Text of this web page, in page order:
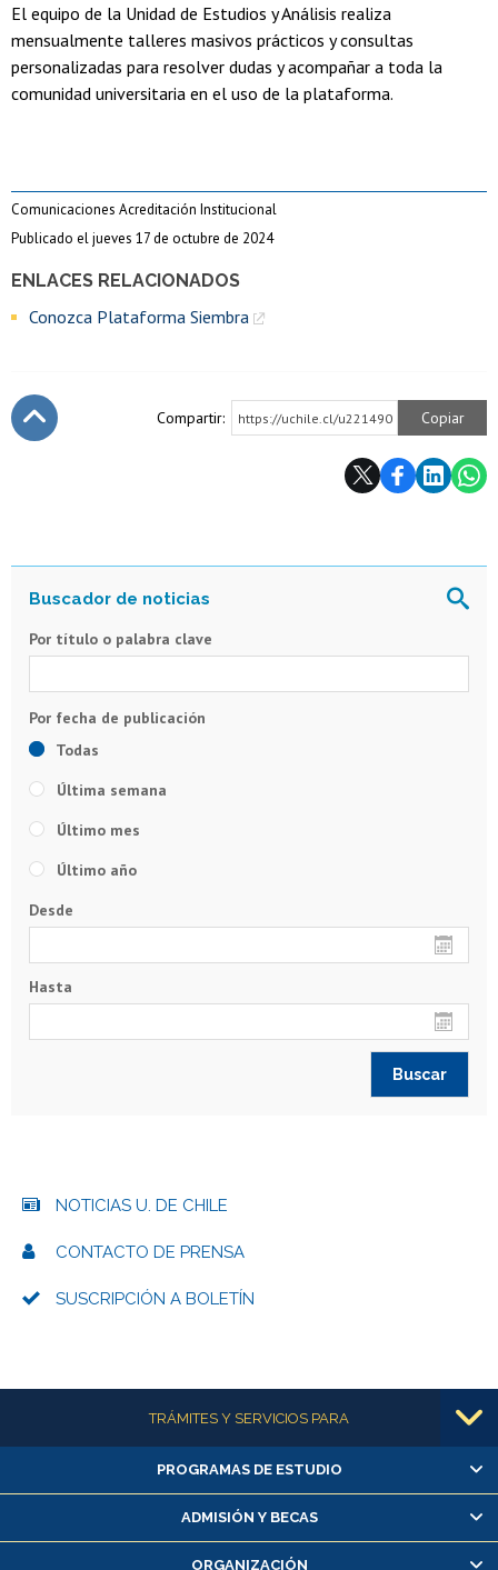
ENLACES RELACIONADOS
Conozca Plataforma Siembra
El equipo de la Unidad de Estudios y Análisis realiza
mensualmente talleres masivos prácticos y consultas
personalizadas para resolver dudas y acompañar a toda la
comunidad universitaria en el uso de la plataforma.
Comunicaciones Acreditación Institucional
Publicado el jueves 17 de octubre de 2024
Compartir: https://uchile.cl/u221490 Copiar
Por título o palabra clave
Todas
Última semana
Último mes
Último año
Desde
Hasta
NOTICIAS U. DE CHILE
CONTACTO DE PRENSA
SUSCRIPCIÓN A BOLETÍN
Más informaciónTRÁMITES Y SERVICIOS PARA
Alumnas/os y exalumnas/os
Matrícula en línea
Inscripción y cambio de asignaturas
PROGRAMAS DE ESTUDIO
ADMISIÓN Y BECAS
ORGANIZACIÓN